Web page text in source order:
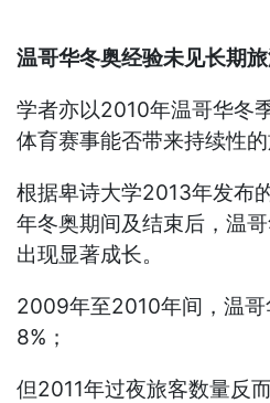
温哥华冬奥经验未见长期旅
学者亦以2010年温哥华冬
体育赛事能否带来持续性的
根据卑诗大学2013年发布
年冬奥期间及结束后，温
出现显著成长。
2009年至2010年间，温
8%；
但2011年过夜旅客数量反